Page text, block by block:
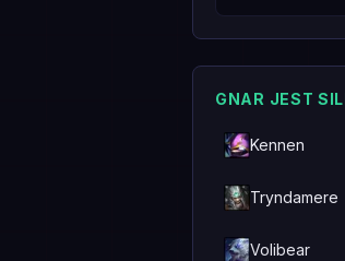
GNAR JEST
Kennen
Tryndamere
Volibear